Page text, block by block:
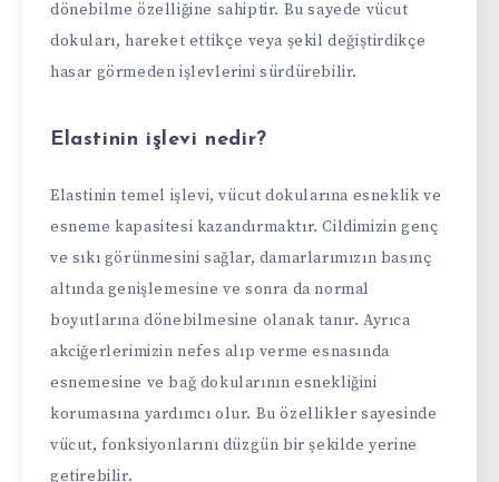
dönebilme özelliğine sahiptir. Bu sayede vücut
dokuları, hareket ettikçe veya şekil değiştirdikçe
hasar görmeden işlevlerini sürdürebilir.
Elastinin işlevi nedir?
Elastinin temel işlevi, vücut dokularına esneklik ve
esneme kapasitesi kazandırmaktır. Cildimizin genç
ve sıkı görünmesini sağlar, damarlarımızın basınç
altında genişlemesine ve sonra da normal
boyutlarına dönebilmesine olanak tanır. Ayrıca
akciğerlerimizin nefes alıp verme esnasında
esnemesine ve bağ dokularının esnekliğini
korumasına yardımcı olur. Bu özellikler sayesinde
vücut, fonksiyonlarını düzgün bir şekilde yerine
getirebilir.